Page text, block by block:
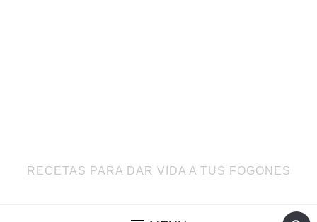
RECETAS PARA DAR VIDA A TUS FOGONES